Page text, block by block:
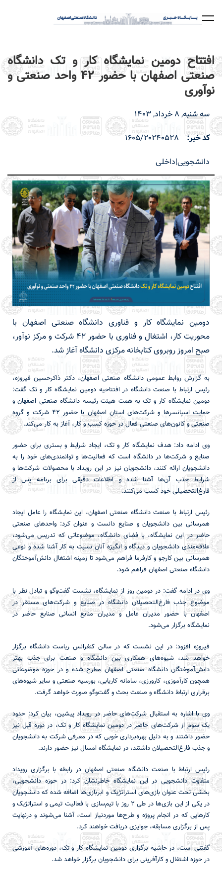
افتتاح دومین نمایشگاه کار و تک دانشگاه
صنعتی اصفهان با حضور 42 واحد صنعتی و
نوآوری
سه شنبه, 8 خرداد, 1403
کد خبر
1605/20240528
دانشجویی|داخلی
دومین نمایشگاه کار و فناوری دانشگاه صنعتی اصفهان با
محوریت کار، اشتغال و فناوری با حضور 42 شرکت و مرکز نوآور،
صبح امروز روبروی کتابخانه مرکزی دانشگاه آغاز شد.
به گزارش روابط عمومی دانشگاه صنعتی اصفهان، دکتر ذاکرحسین فیروزه،
رئیس ارتباط با صنعت دانشگاه در افتتاحیه دومین نمایشگاه کار و تک گفت:
دومین نمایشگاه کار و تک به همت هیئت رئیسه دانشگاه صنعتی اصفهان و
حمایت اسپانسرها و شرکت‌های استان اصفهان با حضور 42 شرکت و گروه
صنعتی و کانون‌های صنعتی فعال در حوزه کسب و کار، آغاز به کار می‌کند.
وی ادامه داد: هدف نمایشگاه کار و تک، ایجاد شرایط و بستری برای حضور
صنایع و شرکت‌ها در دانشگاه است که فعالیت‌ها و توانمندی‌های خود را به
دانشجویان ارائه کنند، دانشجویان نیز در این رویداد با محصولات شرکت‌ها و
شرایط جذب آن‌ها آشنا شده و اطلاعات دقیقی برای برنامه پس از
فارغ‌التحصیلی خود کسب می‌کنند.
رئیس ارتباط با صنعت دانشگاه صنعتی اصفهان، این نمایشگاه را عامل ایجاد
همرسانی بین دانشجویان و صنایع دانست و عنوان کرد: واحدهای صنعتی
حاضر در این نمایشگاه، با فضای دانشگاه، موضوعاتی که تدریس می‌شود،
علاقه‌مندی دانشجویان و دیدگاه و انگیزه آنان نسبت به کار آشنا شده و نوعی
همرسانی بین کارجو و کارفرما فراهم می‌شود تا زمینه اشتغال دانش‌آموختگان
دانشگاه صنعتی اصفهان فراهم شود.
وی در ادامه گفت: در دومین روز از نمایشگاه، نشست گفت‌وگو و تبادل نظر با
موضوع جذب فارغ‌التحصیلان دانشگاه در صنایع و شرکت‌های مستقر در
اصفهان با حضور مدیران عامل و مدیران منابع انسانی صنابع حاضر در
نمایشگاه برگزار می‌شود.
فیروزه افزود: در این نشست که در سالن کنفرانس ریاست دانشگاه برگزار
خواهد شد، شیوه‌های همکاری بین دانشگاه و صنعت برای جذب بهتر
دانش‌آموختگان دانشگاه صنعتی اصفهان مطرح شده و در حوزه موضوعاتی
همچون کارآموزی، کارورزی، سامانه کاریابی، بورسیه صنعتی و سایر شیوه‌های
برقراری ارتباط دانشگاه و صنعت بحث و گفت‌وگو صورت خواهد گرفت.
وی با اشاره به استقبال شرکت‌های حاضر در رویداد پیشین، بیان کرد: حدود
یک سوم از شرکت‌های حاضر در دومین نمایشگاه کار و تک، در دوره قبل نیز
حضور داشتند و به دلیل بهره‌برداری خوبی که در معرفی شرکت به دانشجویان
و جذب فارغ‌التحصیلان داشتند، در نمایشگاه امسال نیز حضور دارند.
رئیس ارتباط با صنعت دانشگاه صنعتی اصفهان در رابطه با برگزاری رویداد
متفاوت دانشجویی در این نمایشگاه خاطرنشان کرد: در حوزه دانشجویی،
بخشی تحت عنوان بازی‌های استراتژیک و ابربازی‌ها اضافه شده که دانشجویان
در یکی از این بازی‌ها در طی ۲ روز با تیم‌سازی با فعالیت تیمی و استراتژیک و
کارهایی که در انجام پروژه و طرح‌ها موردنیاز است، آشنا می‌شوند و درنهایت
پس از برگزاری مسابقه، جوایزی دریافت خواهند کرد.
گفتنی است، در حاشیه برگزاری دومین نمایشگاه کار و تک، دوره‌های آموزشی
در حوزه اشتغال و کارآفرینی برای دانشجویان برگزار خواهد شد.